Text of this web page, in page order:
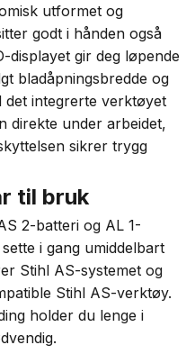
utformet og
godt i hånden også
displayet gir deg løpende
bladåpningsbredde og
integrerte verktøyet
direkte under arbeidet,
sikrer trygg
til bruk
2-batteri og AL 1-
i gang umiddelbart
Stihl AS-systemet og
Stihl AS-verktøy.
holder du lenge i